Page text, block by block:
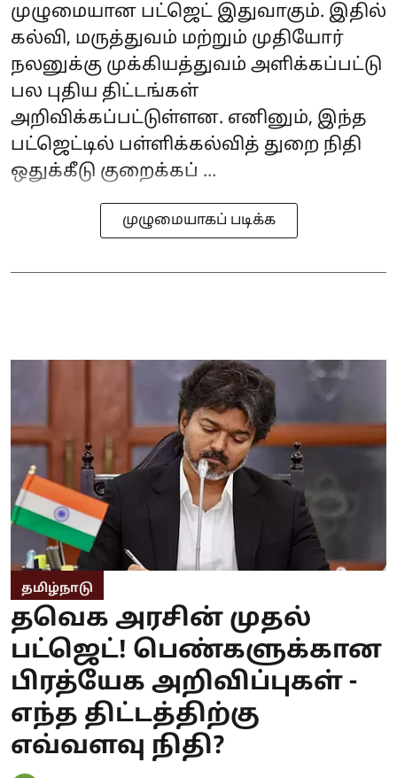
முழுமையான பட்ஜெட் இதுவாகும். இதில்
கல்வி, மருத்துவம் மற்றும் முதியோர்
நலனுக்கு முக்கியத்துவம் அளிக்கப்பட்டு
பல புதிய திட்டங்கள்
அறிவிக்கப்பட்டுள்ளன. எனினும், இந்த
பட்ஜெட்டில் பள்ளிக்கல்வித் துறை நிதி
ஒதுக்கீடு குறைக்கப் ...
முழுமையாகப் படிக்க
தமிழ்நாடு
தவெக அரசின் முதல்
பட்ஜெட்! பெண்களுக்கான
பிரத்யேக அறிவிப்புகள் -
எந்த திட்டத்திற்கு
எவ்வளவு நிதி?